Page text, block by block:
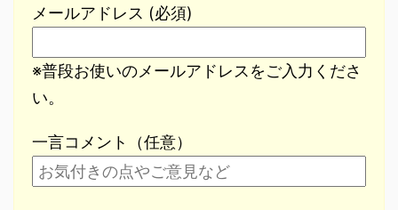
メールアドレス (必須)
※普段お使いのメールアドレスをご入力くださ
い。
一言コメント（任意）